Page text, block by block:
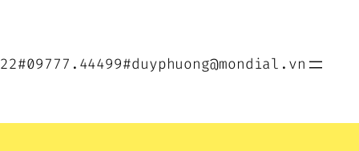
#09777.44499#duyphuong@mondial.vn